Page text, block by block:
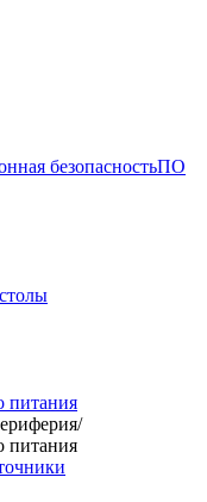
безопасностьПО
питания
/
питания